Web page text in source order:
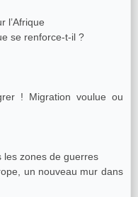
l’Afrique
se renforce-t-il ?
! Migration voulue ou
les zones de guerres
dans